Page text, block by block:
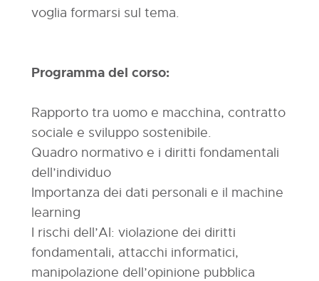
voglia formarsi sul tema.
Programma del corso:
Rapporto tra uomo e macchina, contratto
sociale e sviluppo sostenibile.
Quadro normativo e i diritti fondamentali
dell’individuo
Importanza dei dati personali e il machine
learning
I rischi dell’AI: violazione dei diritti
fondamentali, attacchi informatici,
manipolazione dell’opinione pubblica